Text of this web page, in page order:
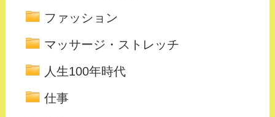
ファッション
マッサージ・ストレッチ
人生100年時代
仕事